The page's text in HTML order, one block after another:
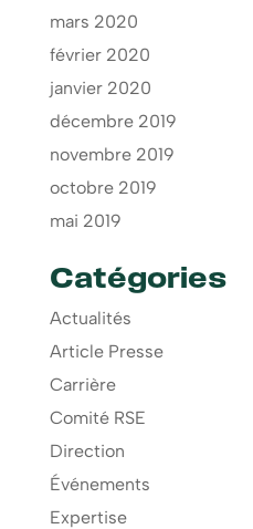
mars 2020
février 2020
janvier 2020
décembre 2019
novembre 2019
octobre 2019
mai 2019
Catégories
Actualités
Article Presse
Carrière
Comité RSE
Direction
Événements
Expertise